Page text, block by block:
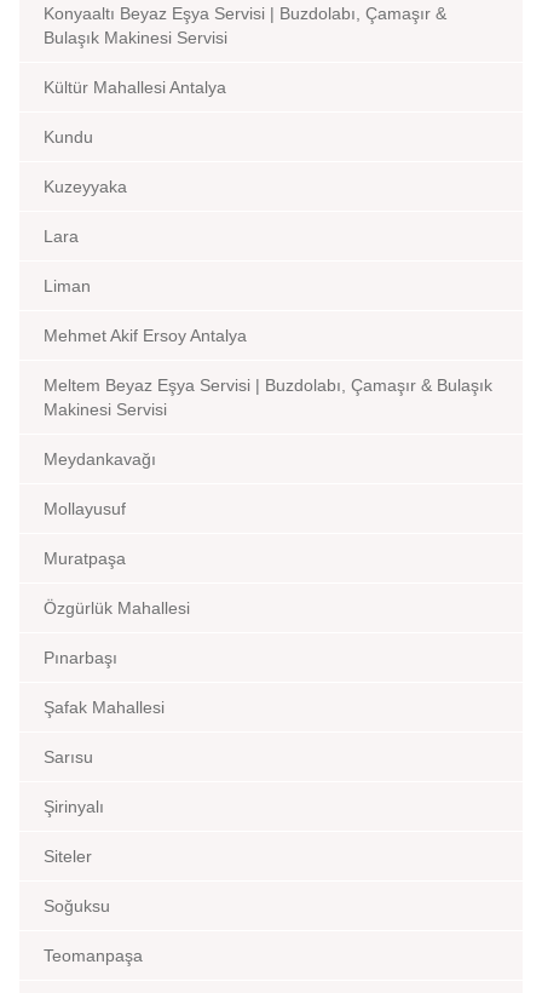
Konyaaltı Beyaz Eşya Servisi | Buzdolabı, Çamaşır &
Bulaşık Makinesi Servisi
Kültür Mahallesi Antalya
Kundu
Kuzeyyaka
Lara
Liman
Mehmet Akif Ersoy Antalya
Meltem Beyaz Eşya Servisi | Buzdolabı, Çamaşır & Bulaşık
Makinesi Servisi
Meydankavağı
Mollayusuf
Muratpaşa
Özgürlük Mahallesi
Pınarbaşı
Şafak Mahallesi
Sarısu
Şirinyalı
Siteler
Soğuksu
Teomanpaşa